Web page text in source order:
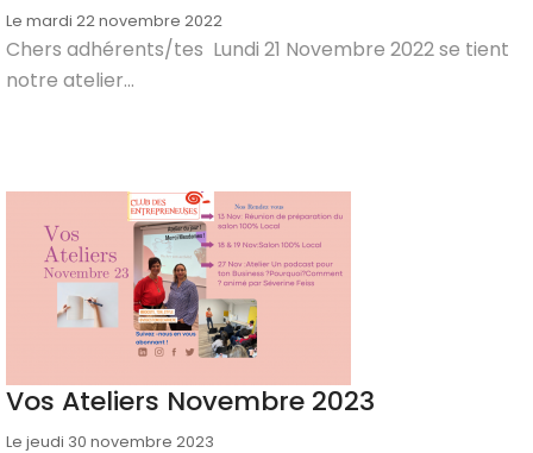
Le mardi 22 novembre 2022
Chers adhérents/tes Lundi 21 Novembre 2022 se tient
notre atelier...
Vos Ateliers Novembre 2023
Le jeudi 30 novembre 2023